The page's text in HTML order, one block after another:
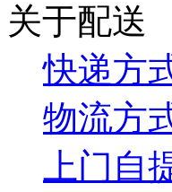
关于配送
快递方
物流方
上门自